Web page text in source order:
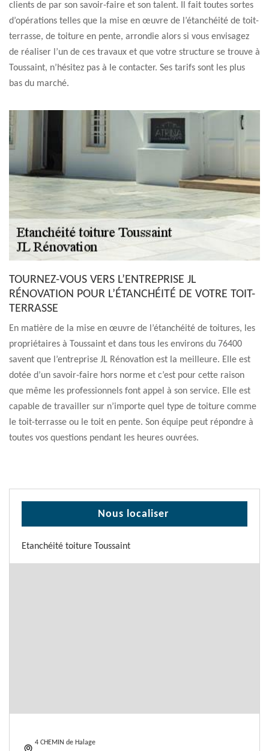
clients de par son savoir-faire et son talent. Il fait toutes sortes
d’opérations telles que la mise en œuvre de l’étanchéité de toit-
terrasse, de toiture en pente, arrondie alors si vous envisagez
de réaliser l’un de ces travaux et que votre structure se trouve à
Toussaint, n’hésitez pas à le contacter. Ses tarifs sont les plus
bas du marché.
TOURNEZ-VOUS VERS L’ENTREPRISE JL
RÉNOVATION POUR L’ÉTANCHÉITÉ DE VOTRE TOIT-
TERRASSE
En matière de la mise en œuvre de l’étanchéité de toitures, les
propriétaires à Toussaint et dans tous les environs du 76400
savent que l’entreprise JL Rénovation est la meilleure. Elle est
dotée d’un savoir-faire hors norme et c’est pour cette raison
que même les professionnels font appel à son service. Elle est
capable de travailler sur n’importe quel type de toiture comme
le toit-terrasse ou le toit en pente. Son équipe peut répondre à
toutes vos questions pendant les heures ouvrées.
Nous localiser
Etanchéité toiture Toussaint
4 CHEMIN de Halage